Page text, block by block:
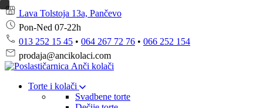
Lava Tolstoja 13a, Pančevo
Pon-Ned 07-22h
013 252 15 45 • 064 267 72 76 • 066 252 154
prodaja@ancikolaci.com
Torte i kolači
Svadbene torte